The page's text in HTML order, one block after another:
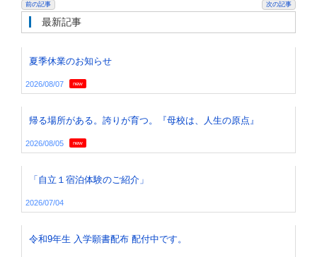
前の記事 次の記事
最新記事
夏季休業のお知らせ
2026/08/07 new
帰る場所がある。誇りが育つ。『母校は、人生の原点』
2026/08/05 new
「自立１宿泊体験のご紹介」
2026/07/04
令和9年生 入学願書配布 配付中です。